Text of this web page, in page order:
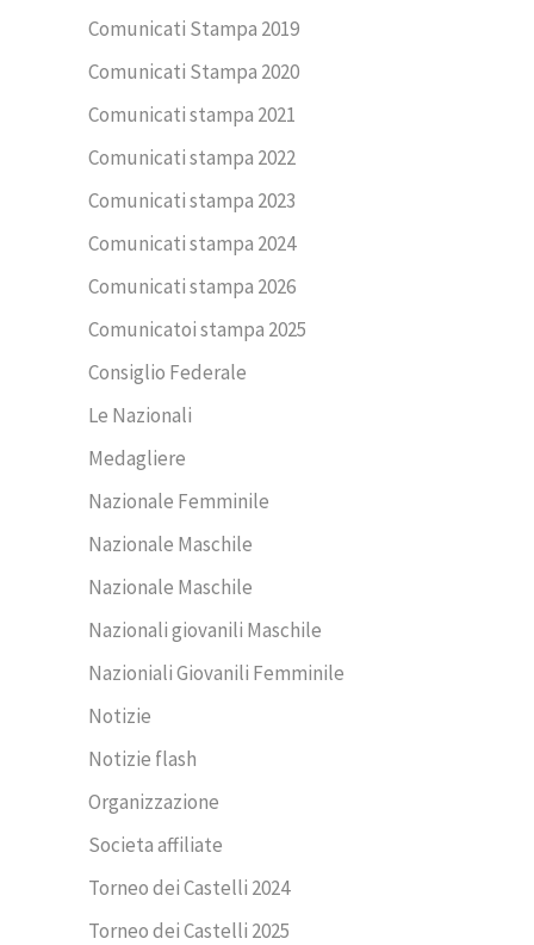
Comunicati Stampa 2019
Comunicati Stampa 2020
Comunicati stampa 2021
Comunicati stampa 2022
Comunicati stampa 2023
Comunicati stampa 2024
Comunicati stampa 2026
Comunicatoi stampa 2025
Consiglio Federale
Le Nazionali
Medagliere
Nazionale Femminile
Nazionale Maschile
Nazionale Maschile
Nazionali giovanili Maschile
Nazioniali Giovanili Femminile
Notizie
Notizie flash
Organizzazione
Societa affiliate
Torneo dei Castelli 2024
Torneo dei Castelli 2025